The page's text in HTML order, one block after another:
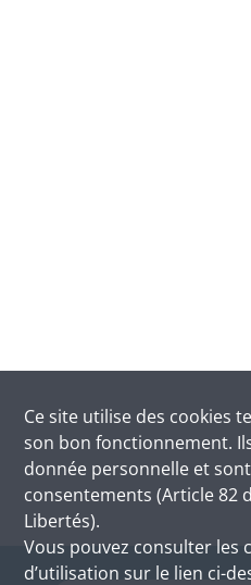
Ce site utilise des cookies
son bon fonctionnement.
donnée personnelle et
consentements (Article 82
Libertés).
Vous pouvez consulter les
d’utilisation sur le lien ci-